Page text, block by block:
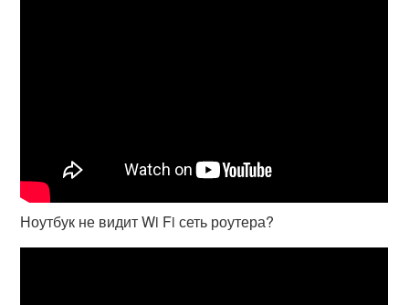
Ноутбук не видит Wi Fi сеть роутера?